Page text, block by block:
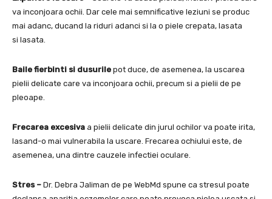
va inconjoara ochii. Dar cele mai semnificative leziuni se produc
mai adanc, ducand la riduri adanci si la o piele crepata, lasata
si lasata.
Baile fierbinti si dusurile pot duce, de asemenea, la uscarea
pielii delicate care va inconjoara ochii, precum si a pielii de pe
pleoape.
Frecarea excesiva a pielii delicate din jurul ochilor va poate irita,
lasand-o mai vulnerabila la uscare. Frecarea ochiului este, de
asemenea, una dintre cauzele infectiei oculare.
Stres – Dr. Debra Jaliman de pe WebMd spune ca stresul poate